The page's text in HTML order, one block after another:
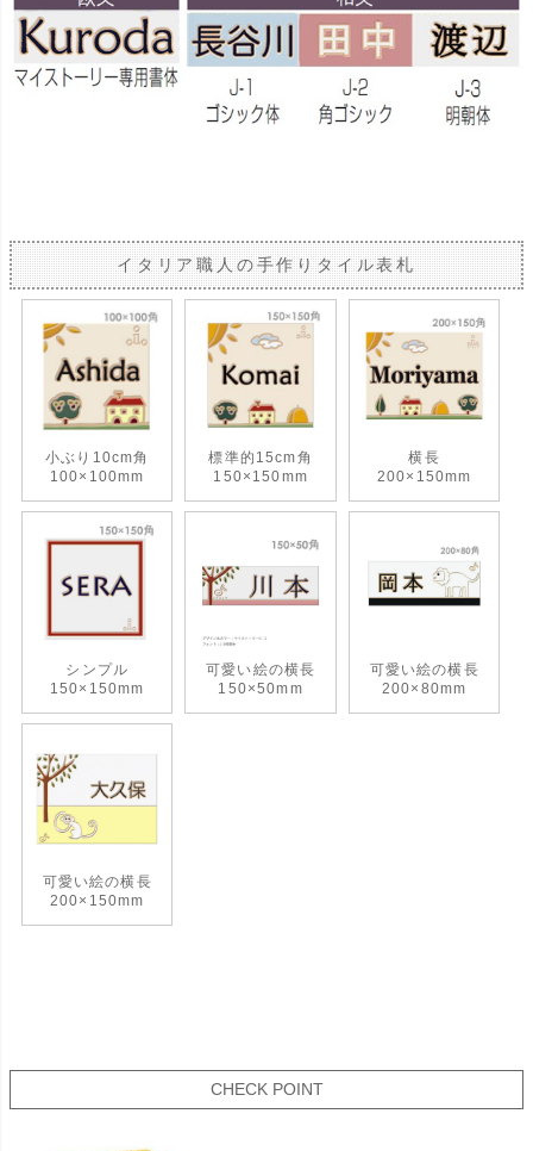
イタリア職人の手作りタイル表札
小ぶり10cm角
100×100mm
標準的15cm角
150×150mm
横長
200×150mm
シンプル
150×150mm
可愛い絵の横長
150×50mm
可愛い絵の横長
200×80mm
可愛い絵の横長
200×150mm
CHECK POINT